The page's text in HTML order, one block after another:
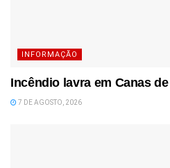
INFORMAÇÃO
Incêndio lavra em Canas
7 DE AGOSTO, 2026